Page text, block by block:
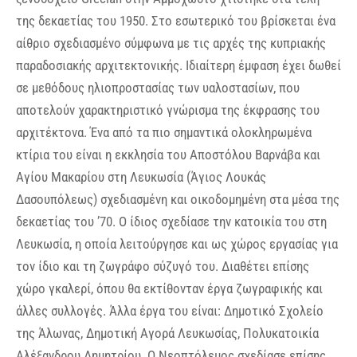
της δεκαετίας του 1950. Στο εσωτερικό του βρίσκεται ένα
αίθριο σχεδιασμένο σύμφωνα με τις αρχές της κυπριακής
παραδοσιακής αρχιτεκτονικής. Ιδιαίτερη έμφαση έχει δωθεί
σε μεθόδους ηλιοπροστασίας των υαλοστασίων, που
αποτελούν χαρακτηριστικό γνώρισμα της έκφρασης του
αρχιτέκτονα. Ένα από τα πιο σημαντικά ολοκληρωμένα
κτίρια του είναι η εκκλησία του Αποστόλου Βαρνάβα και
Αγίου Μακαρίου στη Λευκωσία (Άγιος Λουκάς
Δασουπόλεως) σχεδιασμένη και οικοδομημένη στα μέσα της
δεκαετίας του ’70. Ο ίδιος σχεδίασε την κατοικία του στη
Λευκωσία, η οποία λειτούργησε και ως χώρος εργασίας για
τον ίδιο και τη ζωγράφο σύζυγό του. Διαθέτει επίσης
χώρο γκαλερί, όπου θα εκτίθονταν έργα ζωγραφικής και
άλλες συλλογές. Άλλα έργα του είναι: Δημοτικό Σχολείο
της Άλωνας, Δημοτική Αγορά Λευκωσίας, Πολυκατοικία